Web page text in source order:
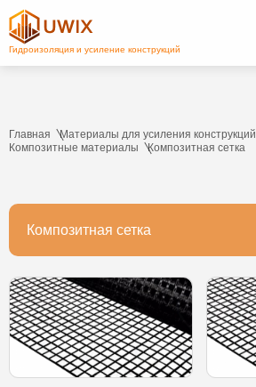
Главная
Материалы для усиления конструкций
Композитные материалы
Композитная сетка
Композитная сетка